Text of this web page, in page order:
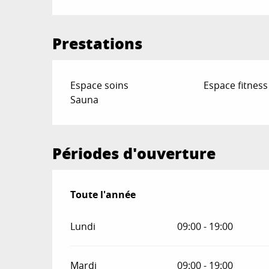
Prestations
Espace soins
Espace fitness
Sauna
Périodes d'ouverture
Toute l'année
Toute l'année
Lundi 09:00 - 19:00
Mardi 09:00 - 19:00